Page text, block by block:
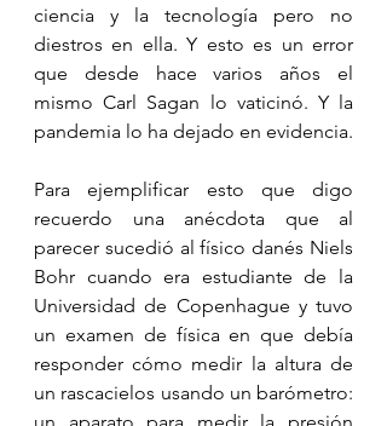
ciencia y la tecnología pero no
diestros en ella. Y esto es un error
que desde hace varios años el
mismo Carl Sagan lo vaticinó. Y la
pandemia lo ha dejado en evidencia.
Para ejemplificar esto que digo
recuerdo una anécdota que al
parecer sucedió al físico danés Niels
Bohr cuando era estudiante de la
Universidad de Copenhague y tuvo
un examen de física en que debía
responder cómo medir la altura de
un rascacielos usando un barómetro: